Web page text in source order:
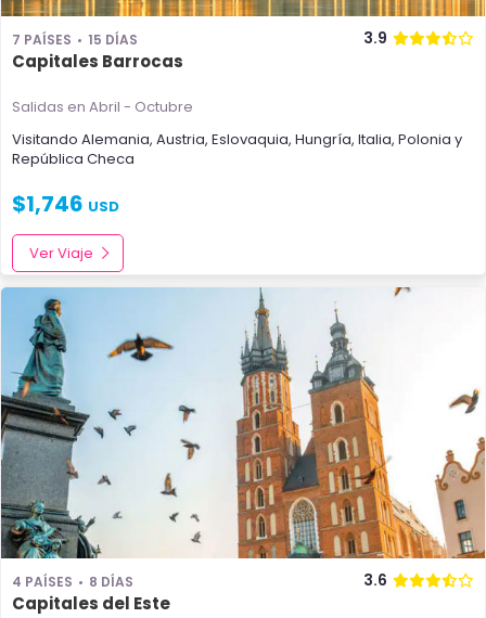
7 PAÍSES 15 DÍAS 3.9
Capitales Barrocas
Salidas en Abril - Octubre
Visitando Alemania, Austria, Eslovaquia, Hungría, Italia, Polonia y
República Checa
$1,746 USD
Ver Viaje
4 PAÍSES 8 DÍAS 3.6
Capitales del Este